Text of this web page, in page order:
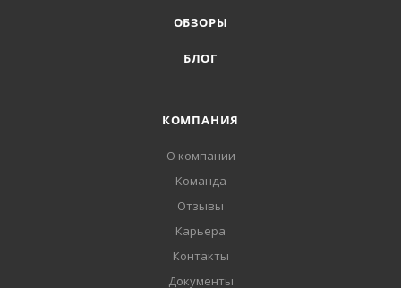
ОБЗОРЫ
БЛОГ
КОМПАНИЯ
О компании
Команда
Отзывы
Карьера
Контакты
Документы